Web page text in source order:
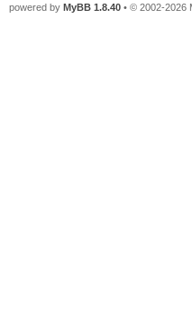
powered by MyBB 1.8.40 • © 2002-2026